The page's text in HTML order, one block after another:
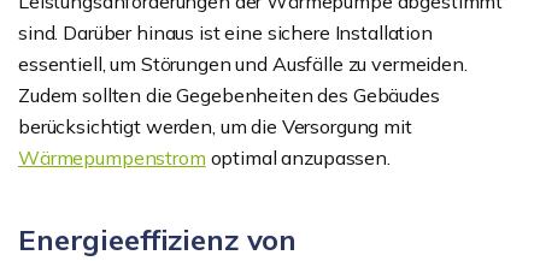
sind. Darüber hinaus ist eine sichere Installation
essentiell, um Störungen und Ausfälle zu vermeiden.
Zudem sollten die Gegebenheiten des Gebäudes
berücksichtigt werden, um die Versorgung mit
Wärmepumpenstrom optimal anzupassen.
Energieeffizienz von